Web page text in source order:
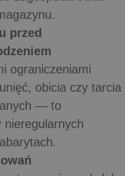
przed
ograniczeniami
obicia czy tarcia
— to
nieregularnych